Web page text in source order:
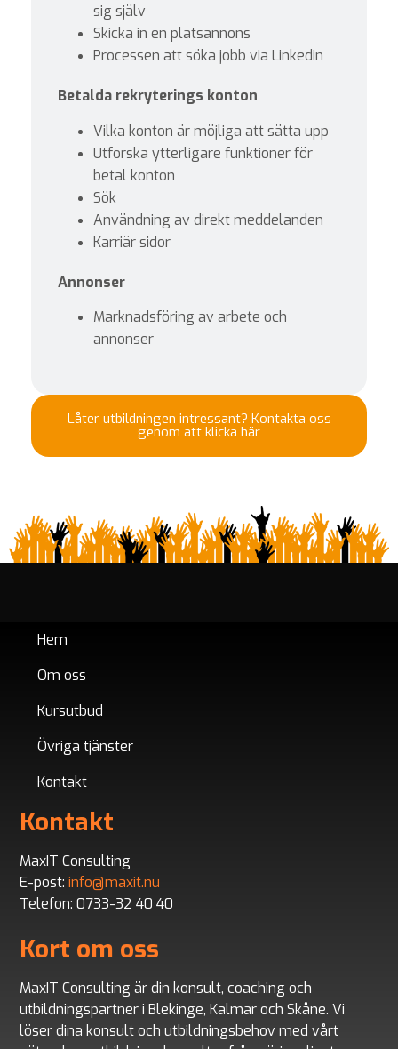
sig själv
Skicka in en platsannons
Processen att söka jobb via Linkedin
Betalda rekryterings konton
Vilka konton är möjliga att sätta upp
Utforska ytterligare funktioner för
betal konton
Sök
Användning av direkt meddelanden
Karriär sidor
Annonser
Marknadsföring av arbete och
annonser
Låter utbildningen intressant? Kontakta oss
genom att klicka här
Hem
Om oss
Kursutbud
Övriga tjänster
Kontakt
Kontakt
MaxIT Consulting
E-post:info@maxit.nu
Telefon: 0733-32 40 40
Kort om oss
MaxIT Consulting är din konsult, coaching och
utbildningspartner i Blekinge, Kalmar och Skåne. Vi
löser dina konsult och utbildningsbehov med vårt